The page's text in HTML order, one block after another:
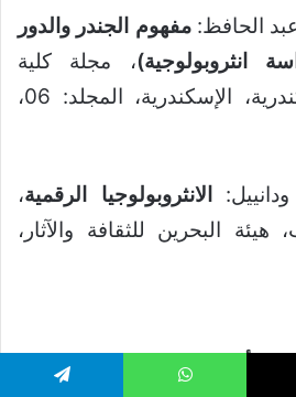
الحافظ:مفهوم الجندر والدور
انثروبولوجية)، مجلة كلية
الآداب، جامعة الإسكندرية، الإسكندرية، المجلد: 06،
الانثروبولوجيا الرقمية،
البحرين للثقافة والآثار،
الأستاذ المساعد في النظرية